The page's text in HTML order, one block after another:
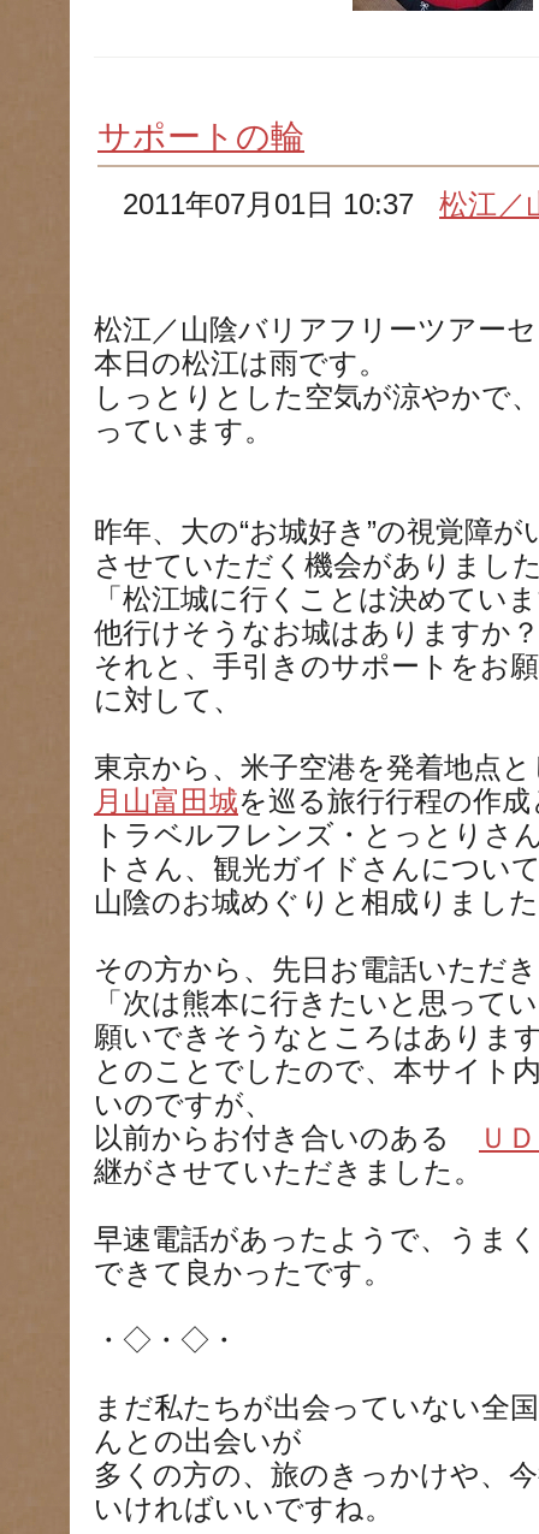
サポートの輪
2011年07月01日 10:37松江／
松江／山陰バリアフリーツアー
本日の松江は雨です。
しっとりとした空気が涼やかで
っています。
昨年、大の“お城好き”の視覚障
させていただく機会がありまし
「松江城に行くことは決めてい
他行けそうなお城はありますか？
それと、手引きのサポートをお
に対して、
東京から、米子空港を発着地点
月山富田城を巡る旅行行程の作成
トラベルフレンズ・とっとりさ
トさん、観光ガイドさんについ
山陰のお城めぐりと相成りまし
その方から、先日お電話いただ
「次は熊本に行きたいと思って
願いできそうなところはありま
とのことでしたので、本サイト
いのですが、
以前からお付き合いのある
Ｕ
継がさせていただきました。
早速電話があったようで、うま
できて良かったです。
・◇・◇・
まだ私たちが出会っていない全
んとの出会いが
多くの方の、旅のきっかけや、
いければいいですね。